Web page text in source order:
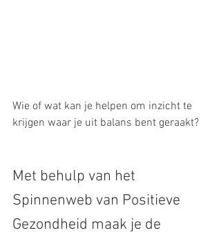
Wie of wat kan je helpen om inzicht te
krijgen waar je uit balans bent geraakt?
Met behulp van het
Spinnenweb van Positieve
Gezondheid maak je de